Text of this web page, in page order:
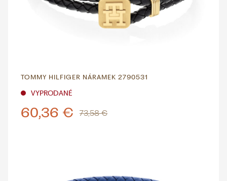
TOMMY HILFIGER NÁRAMEK 2790531
VYPRODANÉ
60,36 € 73,58 €